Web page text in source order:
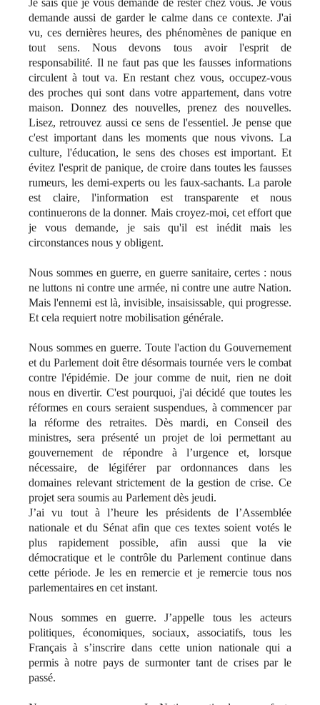
Je sais que je vous demande de rester chez vous. Je vous
demande aussi de garder le calme dans ce contexte. J'ai
vu, ces dernières heures, des phénomènes de panique en
tout sens. Nous devons tous avoir l'esprit de
responsabilité. Il ne faut pas que les fausses informations
circulent à tout va. En restant chez vous, occupez-vous
des proches qui sont dans votre appartement, dans votre
maison. Donnez des nouvelles, prenez des nouvelles.
Lisez, retrouvez aussi ce sens de l'essentiel. Je pense que
c'est important dans les moments que nous vivons. La
culture, l'éducation, le sens des choses est important. Et
évitez l'esprit de panique, de croire dans toutes les fausses
rumeurs, les demi-experts ou les faux-sachants. La parole
est claire, l'information est transparente et nous
continuerons de la donner. Mais croyez-moi, cet effort que
je vous demande, je sais qu'il est inédit mais les
circonstances nous y obligent.
Nous sommes en guerre, en guerre sanitaire, certes : nous
ne luttons ni contre une armée, ni contre une autre Nation.
Mais l'ennemi est là, invisible, insaisissable, qui progresse.
Et cela requiert notre mobilisation générale.
Nous sommes en guerre. Toute l'action du Gouvernement
et du Parlement doit être désormais tournée vers le combat
contre l'épidémie. De jour comme de nuit, rien ne doit
nous en divertir. C'est pourquoi, j'ai décidé que toutes les
réformes en cours seraient suspendues, à commencer par
la réforme des retraites. Dès mardi, en Conseil des
ministres, sera présenté un projet de loi permettant au
gouvernement de répondre à l’urgence et, lorsque
nécessaire, de légiférer par ordonnances dans les
domaines relevant strictement de la gestion de crise. Ce
projet sera soumis au Parlement dès jeudi.
J’ai vu tout à l’heure les présidents de l’Assemblée
nationale et du Sénat afin que ces textes soient votés le
plus rapidement possible, afin aussi que la vie
démocratique et le contrôle du Parlement continue dans
cette période. Je les en remercie et je remercie tous nos
parlementaires en cet instant.
Nous sommes en guerre. J’appelle tous les acteurs
politiques, économiques, sociaux, associatifs, tous les
Français à s’inscrire dans cette union nationale qui a
permis à notre pays de surmonter tant de crises par le
passé.